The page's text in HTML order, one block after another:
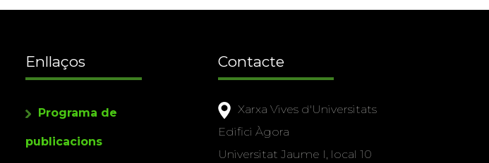
Enllaços
Programa de
publicacions
Contacte
Xarxa Vives d'Universitats
Edifici Àgora
Universitat Jaume I, local 10